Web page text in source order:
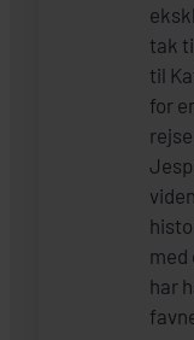
tak
til
for
med
har